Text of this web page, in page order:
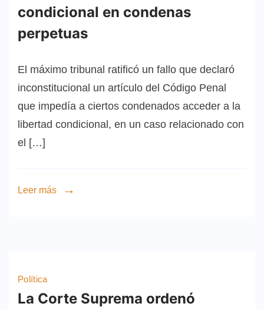
condicional en condenas
perpetuas
El máximo tribunal ratificó un fallo que declaró
inconstitucional un artículo del Código Penal
que impedía a ciertos condenados acceder a la
libertad condicional, en un caso relacionado con
el […]
Leer más
Política
La Corte Suprema ordenó